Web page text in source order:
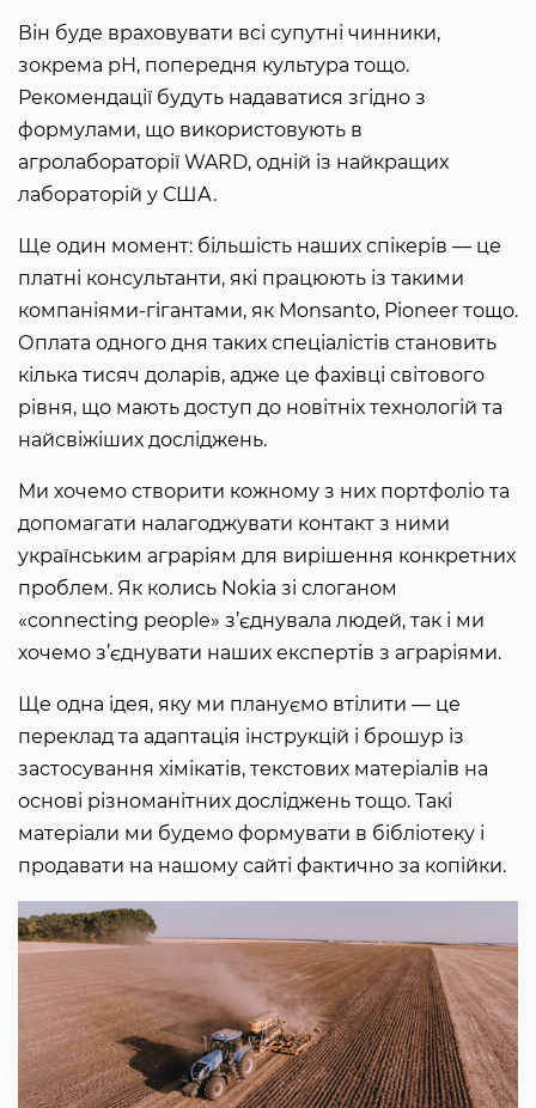
Він буде враховувати всі супутні чинники,
зокрема рН, попередня культура тощо.
Рекомендації будуть надаватися згідно з
формулами, що використовують в
агролабораторії WARD, одній із найкращих
лабораторій у США.
Ще один момент: більшість наших спікерів — це
платні консультанти, які працюють із такими
компаніями-гігантами, як Monsanto, Pioneer тощо.
Оплата одного дня таких спеціалістів становить
кілька тисяч доларів, адже це фахівці світового
рівня, що мають доступ до новітніх технологій та
найсвіжіших досліджень.
Ми хочемо створити кожному з них портфоліо та
допомагати налагоджувати контакт з ними
українським аграріям для вирішення конкретних
проблем. Як колись Nokia зі слоганом
«connecting people» з’єднувала людей, так і ми
хочемо з’єднувати наших експертів з аграріями.
Ще одна ідея, яку ми плануємо втілити — це
переклад та адаптація інструкцій і брошур із
застосування хімікатів, текстових матеріалів на
основі різноманітних досліджень тощо. Такі
матеріали ми будемо формувати в бібліотеку і
продавати на нашому сайті фактично за копійки.